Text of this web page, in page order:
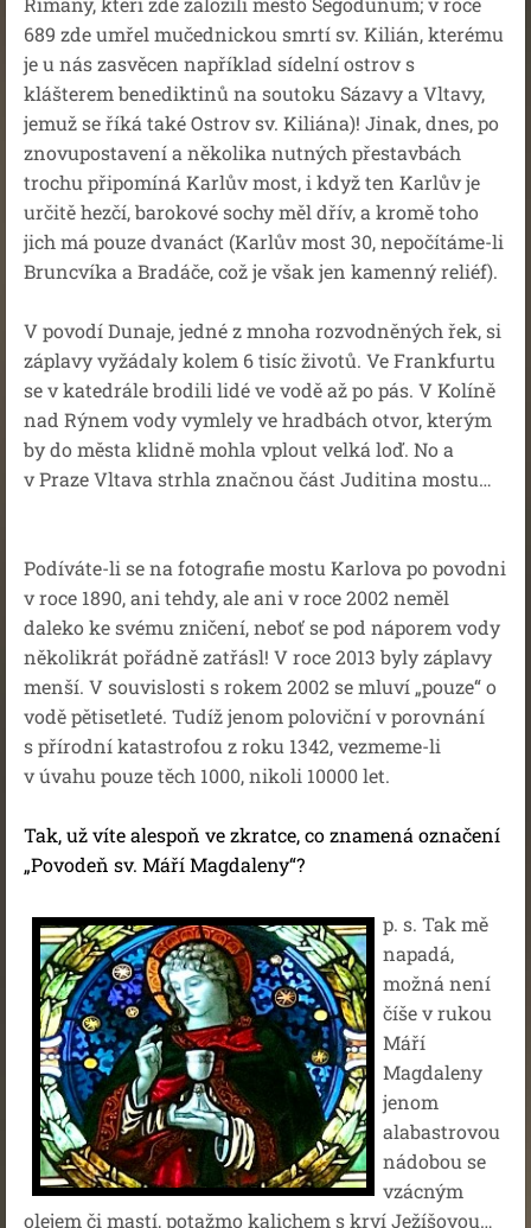
689 zde umřel mučednickou smrtí sv. Kilián, kterému
je u nás zasvěcen například sídelní ostrov s
klášterem benediktinů na soutoku Sázavy a Vltavy,
jemuž se říká také Ostrov sv. Kiliána)! Jinak, dnes, po
znovupostavení a několika nutných přestavbách
trochu připomíná Karlův most, i když ten Karlův je
určitě hezčí, barokové sochy měl dřív, a kromě toho
jich má pouze dvanáct (Karlův most 30, nepočítáme-li
Bruncvíka a Bradáče, což je však jen kamenný reliéf).
V povodí Dunaje, jedné z mnoha rozvodněných řek, si
záplavy vyžádaly kolem 6 tisíc životů. Ve Frankfurtu
se v katedrále brodili lidé ve vodě až po pás. V Kolíně
nad Rýnem vody vymlely ve hradbách otvor, kterým
by do města klidně mohla vplout velká loď. No a
v Praze Vltava strhla značnou část Juditina mostu…
Podíváte-li se na fotografie mostu Karlova po povodni
v roce 1890, ani tehdy, ale ani v roce 2002 neměl
daleko ke svému zničení, neboť se pod náporem vody
několikrát pořádně zatřásl! V roce 2013 byly záplavy
menší. V souvislosti s rokem 2002 se mluví „pouze“ o
vodě pětisetleté. Tudíž jenom poloviční v porovnání
s přírodní katastrofou z roku 1342, vezmeme-li
v úvahu pouze těch 1000, nikoli 10000 let.
Tak, už víte alespoň ve zkratce, co znamená označení
„Povodeň sv. Máří Magdaleny“?
p. s. Tak mě
napadá,
možná není
číše v rukou
Máří
Magdaleny
jenom
alabastrovou
nádobou se
vzácným
olejem či mastí, potažmo kalichem s krví Ježíšovou…